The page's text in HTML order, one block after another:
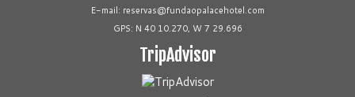
E-mail: reservas@fundaopalacehotel.com
GPS: N 40 10.270, W 7 29.696
TripAdvisor